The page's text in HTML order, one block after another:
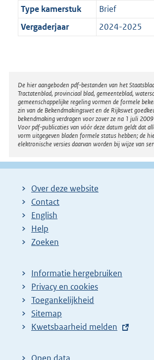
Type kamerstuk
Brief
Vergaderjaar
2024-2025
Disclaimer
De hier aangeboden pdf-bestanden van het
Tractatenblad, provinciaal blad, gemeenteblad,
gemeenschappelijke regeling vormen de formele
zin van de Bekendmakingswet en de Rijkswet
bekendmaking verdragen voor zover ze na 1 juli
Voor pdf-publicaties van vóór deze datum geldt dat
vorm uitgegeven bladen formele status hebben; de
elektronische versies daarvan worden bij wijze van
Over deze website
Contact
English
Help
Zoeken
Informatie hergebruiken
Privacy en cookies
Toegankelijkheid
Sitemap
E
t
Kwetsbaarheid melden
Open data